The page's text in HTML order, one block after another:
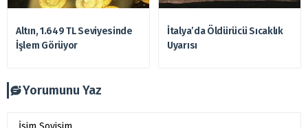
Altın, 1.649 TL Seviyesinde
İşlem Görüyor
İtalya’da Öldürücü Sıcaklık
Uyarısı
Yorumunu Yaz